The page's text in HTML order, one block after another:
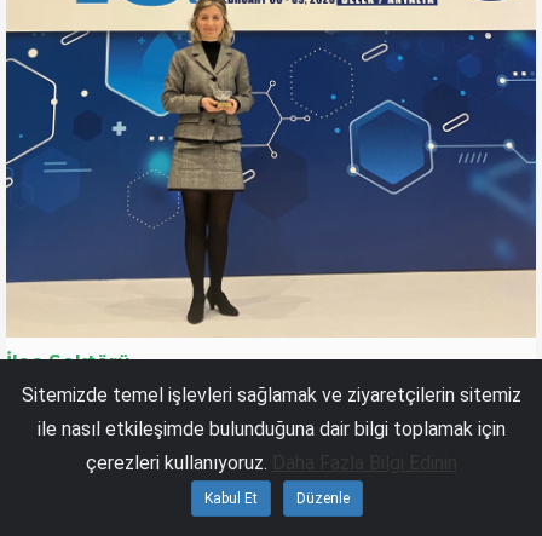
İlaç Sektörü
Ar-Ge Yatırımlarıyla Büyüyen Sanovel, Uluslararası İlaç
Kimyası Kongresi’nden Ödülle Döndü
Sitemizde temel işlevleri sağlamak ve ziyaretçilerin sitemiz
ile nasıl etkileşimde bulunduğuna dair bilgi toplamak için
çerezleri kullanıyoruz.
Kabul Et Düzenle